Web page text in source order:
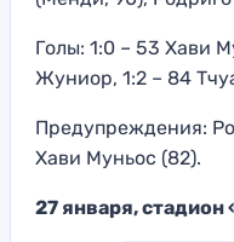
Голы: 1:0 – 53 Хави
Жуниор, 1:2 – 84
Предупреждения:
Хави Муньос (82).
27 января, стадион